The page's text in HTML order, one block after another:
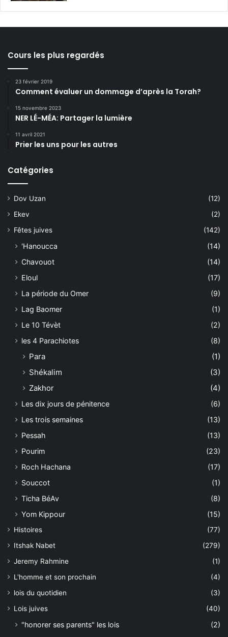
Cours les plus regardés
23 février 2019
Comment évaluer un dommage d’après la Torah?
15 novembre 2023
NER LÉ-MÉA: Partager la lumière
11 avril 2021
Prier les uns pour les autres
Catégories
Dov Uzan
(12)
Ekev
(2)
Fêtes juives
(142)
'Hanoucca
(14)
Chavouot
(14)
Eloul
(17)
La période du Omer
(9)
Lag Baomer
(1)
Le 10 Tévèt
(2)
les 4 Parachiotes
(8)
Para
(1)
Shékalim
(3)
Zakhor
(4)
Les dix jours de pénitence
(6)
Les trois semaines
(13)
Pessah
(13)
Pourim
(23)
Roch Hachana
(17)
Souccot
(1)
Ticha BéAv
(8)
Yom Kippour
(15)
Histoires
(77)
Itshak Nabet
(279)
Jeremy Rahmine
(1)
L'homme et son prochain
(4)
lois du quotidien
(3)
Lois juives
(40)
"honorer ses parents" les lois
(2)